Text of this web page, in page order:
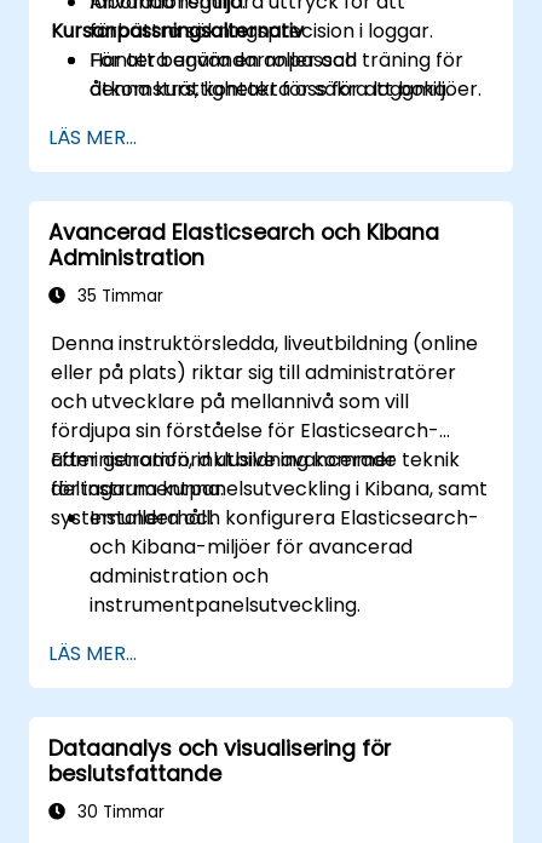
förbättra sökningsprecision i loggar.
Hantera användarroller och
åtkomsträttigheter för säkra loggmiljöer.
för automatisering och integration.
Kursanpassningsalternativ
För att begära en anpassad träning för
denna kurs, kontakta oss för att boka.
LÄS MER...
Avancerad Elasticsearch och Kibana
Administration
35 Timmar
Denna instruktörsledda, liveutbildning (online
eller på plats) riktar sig till administratörer
och utvecklare på mellannivå som vill
fördjupa sin förståelse för Elasticsearch-
administration, inklusive avancerade teknik
för instrumentpanelsutveckling i Kibana, samt
systemunderhåll.
Efter genomförd utbildning kommer
deltagarna kunna:
Installera och konfigurera Elasticsearch-
och Kibana-miljöer för avancerad
administration och
instrumentpanelsutveckling.
mappningar och datamodeller.
Utveckla avancerade frågor och filter för
att extrahera värdefulla insikter från
Elasticsearch-data.
Designa och bygga interaktiva
instrumentpaneler i Kibana med olika
LÄS MER...
Dataanalys och visualisering för
beslutsfattande
30 Timmar